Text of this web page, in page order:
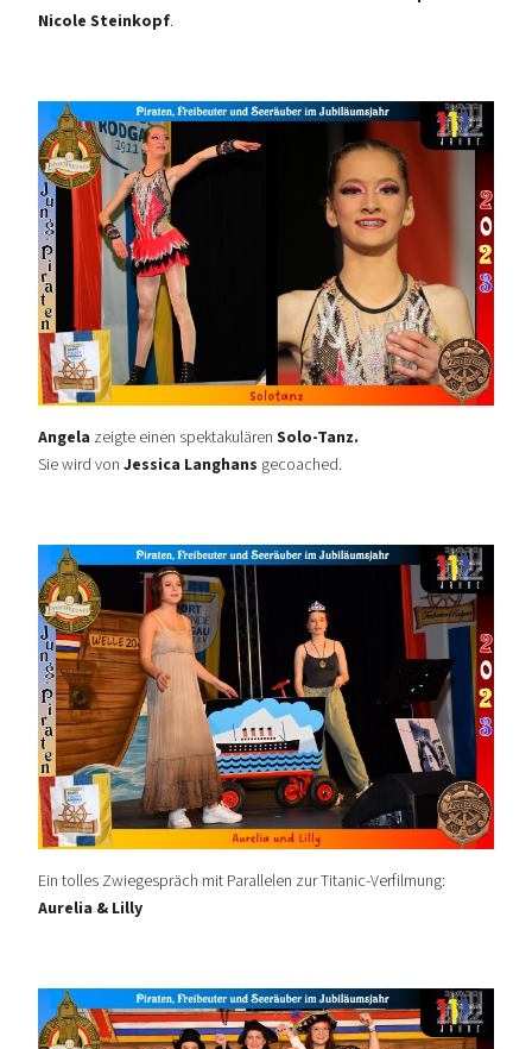
Nicole Steinkopf.
Angela zeigte einen spektakulären Solo-Tanz.
Sie wird von Jessica Langhans gecoached.
Ein tolles Zwiegespräch mit Parallelen zur Titanic-Verfilmung:
Aurelia & Lilly